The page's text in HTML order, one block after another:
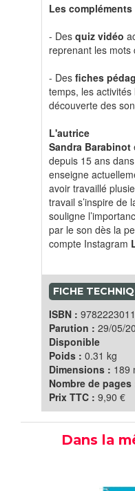
Les
- Des quiz vidéo
reprenant les mots
- Des fiches
temps, les
découverte des
L'autrice
Sandra Barabinot
depuis 15 ans
enseigne
avoir travaillé
travail s’inspire de
souligne
par le son dès la
compte Instagram
FICHE
ISBN :
Parution : 29/05/
Disponible
Poids : 0.31 kg
Dimensions : 189
Nombre de pages
Prix TTC : 9,90 €
Dans la